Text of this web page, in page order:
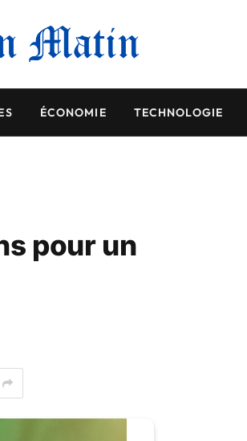
ÉCONOMIE TECHNOLOGIE
pour un